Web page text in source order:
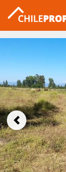
Previous